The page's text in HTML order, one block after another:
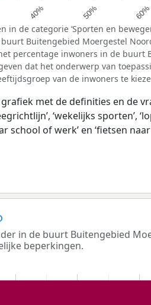
40% 50% 60%
de categorie ‘Sporten en
Buitengebied Moergestel
percentage inwoners in de buurt
dat het onderwerp van
van de inwoners te
met de definities en de
‘wekelijks sporten’,
school of werk’ en ‘fietsen
in de buurt Buitengebied
beperkingen.